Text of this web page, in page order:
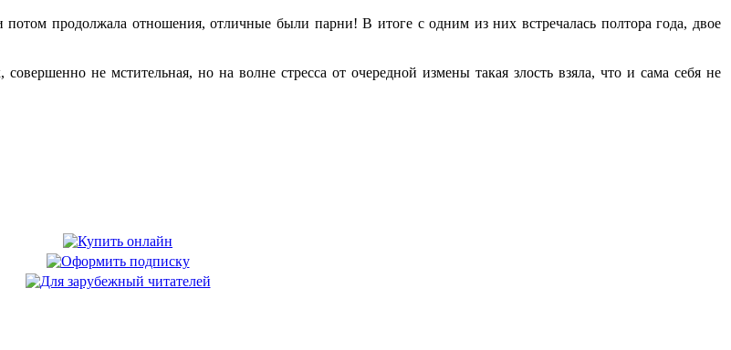
потом продолжала отношения, отличные были парни! В итоге с одним из них встречалась полтора года, двое
не мстительная, но на волне стресса от очередной измены такая злость взяла, что и сама себя не